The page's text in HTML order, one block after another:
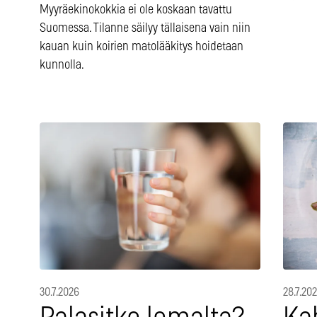
Myyräekinokokkia ei ole koskaan tavattu
Suomessa. Tilanne säilyy tällaisena vain niin
kauan kuin koirien matolääkitys hoidetaan
kunnolla.
30.7.2026